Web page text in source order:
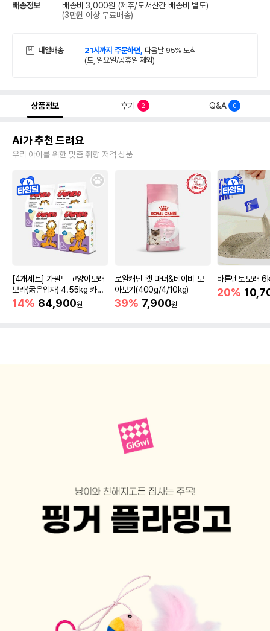
배송정보 배송비 3,000원 (제주/도서산간 배송비 별도)
(3만원 이상 무료배송)
내일배송 21시까지 주문하면, 다음날 95% 도착
(토, 일요일/공휴일 제외)
상품정보 후기 2 Q&A 0
Ai가 추천 드려요
우리 아이를 위한 맞춤 취향 저격 상품
[4개세트] 가필드 고양이모래
보라(굵은입자) 4.55kg 카사
바모래
14% 84,900원
로얄캐닌 캣 마더&베이비 모
아보기(400g/4/10kg)
39% 7,900원
바른벤토모래
20%